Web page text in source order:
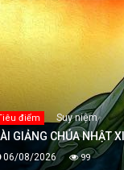
điểm Suy niệm
GIẢNG CHÚA NHẬT
06/08/2026 99